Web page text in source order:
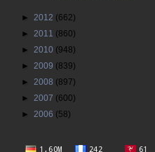
► 2012 (662)
► 2011 (860)
► 2010 (948)
► 2009 (839)
► 2008 (897)
► 2007 (600)
► 2006 (58)